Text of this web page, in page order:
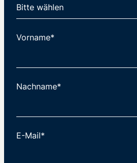
Vorname*
Nachname*
E-Mail*